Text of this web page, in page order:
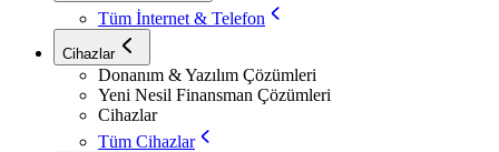
Tüm İnternet & Telefon
Cihazlar
Donanım & Yazılım Çözümleri
Yeni Nesil Finansman Çözümleri
Cihazlar
Tüm Cihazlar